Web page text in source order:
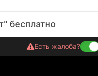
бесплатно
Есть жалоба?